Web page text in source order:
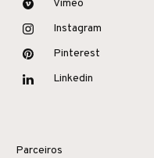
Vimeo
Instagram
Pinterest
Linkedin
Parceiros